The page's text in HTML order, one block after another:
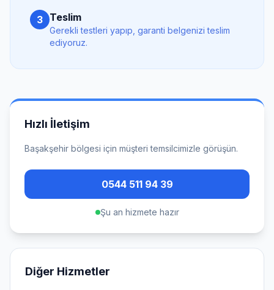
3 Teslim
Gerekli testleri yapıp, garanti belgenizi teslim
ediyoruz.
Hızlı İletişim
Başakşehir bölgesi için müşteri temsilcimizle görüşün.
0544 511 94 39
Şu an hizmete hazır
Diğer Hizmetler